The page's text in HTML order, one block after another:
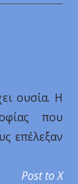
ουσία. Η
που
επέλεξαν
Post to X